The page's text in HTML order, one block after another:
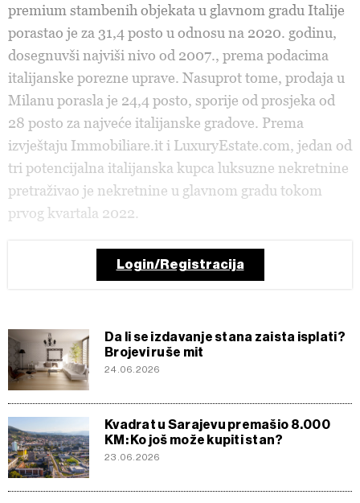
premium stambenih objekata u glavnom gradu Italije
porastao je za 31,4 posto u odnosu na 2020. godinu,
dosegnuvši najviši nivo od 2007., prema podacima
italijanske porezne uprave. Nasuprot tome, prodaja u
Milanu porasla je 24,4 posto, sporije od prosjeka od
28 posto za najveće italijanske gradove. Prema
izvještaju Immobiliare.it i LuxuryEstate.com, jedan od
tri potencijalna italijanska kupca luksuzne nekretnine
pretraživao je nekretnine u glavnom gradu tokom
prvog kvartala 2022.
Login/Registracija
Da li se izdavanje stana zaista isplati?
Brojevi ruše mit
24.06.2026
Kvadrat u Sarajevu premašio 8.000
KM: Ko još može kupiti stan?
23.06.2026